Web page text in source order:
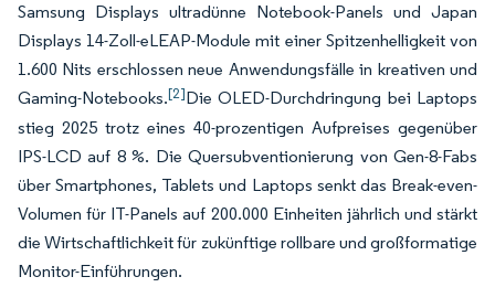
Samsung Displays ultradünne Notebook-Panels und Japan
Displays 14-Zoll-eLEAP-Module mit einer Spitzenhelligkeit von
1.600 Nits erschlossen neue Anwendungsfälle in kreativen und
Gaming-Notebooks.[2]Die OLED-Durchdringung bei Laptops
stieg 2025 trotz eines 40-prozentigen Aufpreises gegenüber
IPS-LCD auf 8 %. Die Quersubventionierung von Gen-8-Fabs
über Smartphones, Tablets und Laptops senkt das Break-even-
Volumen für IT-Panels auf 200.000 Einheiten jährlich und stärkt
die Wirtschaftlichkeit für zukünftige rollbare und großformatige
Monitor-Einführungen.